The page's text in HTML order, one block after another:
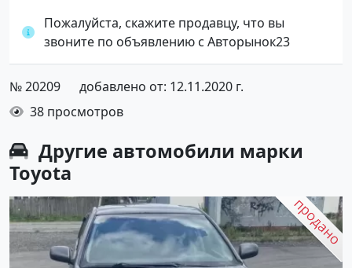
Пожалуйста, скажите продавцу, что вы
звоните по объявлению с Авторынок23
№ 20209
добавлено от: 12.11.2020 г.
38 просмотров
Другие автомобили марки
Toyota